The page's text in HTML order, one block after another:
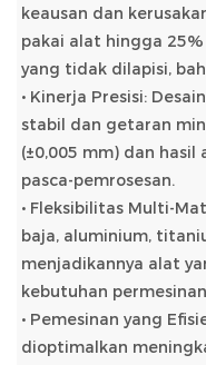
keausan dan
pakai alat hingga
yang tidak dilapisi,
• Kinerja Presisi:
stabil dan getaran
(±0,005 mm) dan
pasca-pemrosesan.
• Fleksibilitas Multi-
baja, aluminium,
menjadikannya alat
kebutuhan
• Pemesinan yang
dioptimalkan